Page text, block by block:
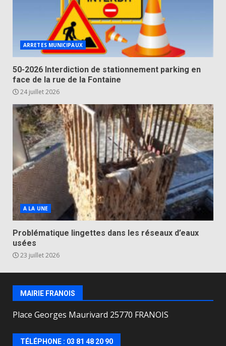
ARRETES MUNICIPAUX
50-2026 Interdiction de stationnement parking en
face de la rue de la Fontaine
24 juillet 2026
A LA UNE
Problématique lingettes dans les réseaux d’eaux
usées
23 juillet 2026
MAIRIE FRANOIS
Place Georges Maurivard 25770 FRANOIS
TÉLÉPHONE : 03 81 48 20 90